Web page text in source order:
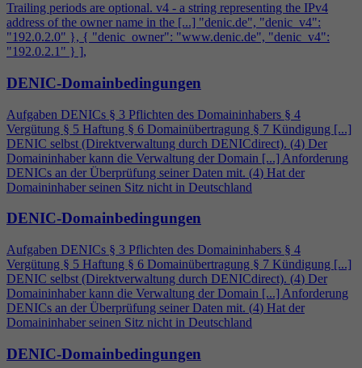
Trailing periods are optional. v4 - a string representing the IPv4
address of the owner name in the [...] "denic.de", "denic_v4":
"192.0.2.0" }, { "denic_owner": "www.denic.de", "denic_v4":
"192.0.2.1" } ],
DENIC-Domainbedingungen
Aufgaben DENICs § 3 Pflichten des Domaininhabers § 4
Vergütung § 5 Haftung § 6 Domainübertragung § 7 Kündigung [...]
DENIC selbst (Direktverwaltung durch DENICdirect). (4) Der
Domaininhaber kann die Verwaltung der Domain [...] Anforderung
DENICs an der Überprüfung seiner Daten mit. (4) Hat der
Domaininhaber seinen Sitz nicht in Deutschland
DENIC-Domainbedingungen
Aufgaben DENICs § 3 Pflichten des Domaininhabers § 4
Vergütung § 5 Haftung § 6 Domainübertragung § 7 Kündigung [...]
DENIC selbst (Direktverwaltung durch DENICdirect). (4) Der
Domaininhaber kann die Verwaltung der Domain [...] Anforderung
DENICs an der Überprüfung seiner Daten mit. (4) Hat der
Domaininhaber seinen Sitz nicht in Deutschland
DENIC-Domainbedingungen